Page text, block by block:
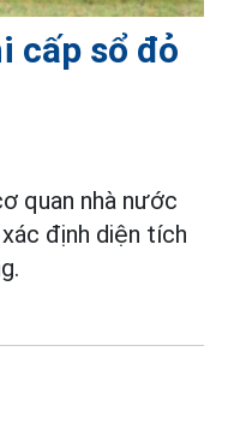
cấp sổ đỏ
quan nhà nước
định diện tích